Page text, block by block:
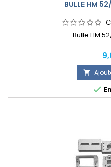
BULLE HM
Bulle HM

